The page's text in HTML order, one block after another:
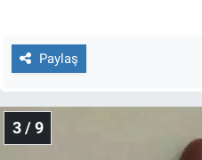
Paylaş
3 / 9
Yerel Gündem
Yerel Yaşam